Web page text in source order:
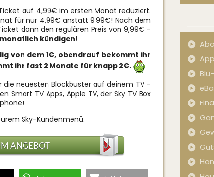
auf 4,99€ im ersten Monat reduziert.
für nur 4,99€ anstatt 9,99€! Nach dem
dann den regulären Preis von 9,99€ –
monatlich kündigen!
von dem 1€, obendrauf bekommt ihr
ihr fast 2 Monate für knapp 2€.
neuesten Blockbuster auf deinem TV –
Smart TV Apps, Apple TV, der Sky TV Box
Sky-Kundenmenü.
ANGEBOT